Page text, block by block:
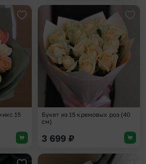
Добавить в избранное
15
Букет из 15 кремовых роз (40
см)
3 699 ₽